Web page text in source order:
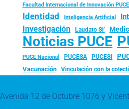
Facultad Internacional de Innovación
Identidad Inteligencia Artificial
Investigación Laudato Si’
Noticias PUCE
PUCE Nacional PUCESA PUCESI
Vacunación
Vinculación con la
Avenida 12 de Octubre 1076 y